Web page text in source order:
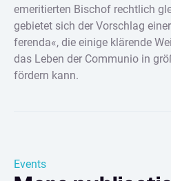
emeritierten Bischof rechtlich
gebietet sich der Vorschlag
ferenda«, die einige klärende
das Leben der Communio in
fördern kann.
Events